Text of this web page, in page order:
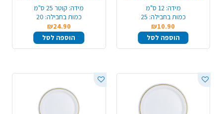
מידה: 12 ס"מ
כמות בחבילה: 25
₪10.90
הוספה לסל
מידה: קוטר 25 ס"מ
כמות בחבילה: 20
₪24.90
הוספה לסל